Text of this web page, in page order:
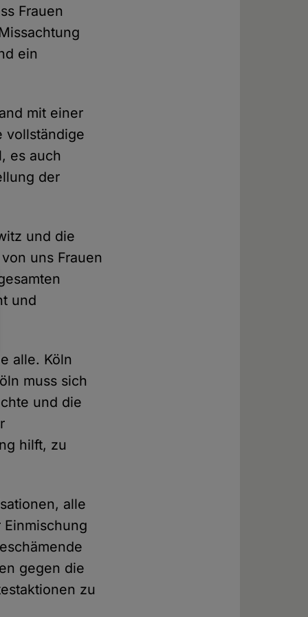
Frauen
ein
mit einer
vollständige
es auch
der
und die
uns Frauen
und
alle. Köln
muss sich
und die
hilft, zu
alle
gegen die
zu